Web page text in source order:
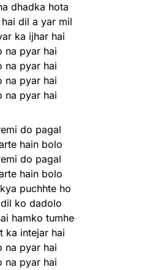
dhadka hota
dil a yar mil
ka ijhar hai
na pyar hai
na pyar hai
na pyar hai
na pyar hai
do pagal
hain bolo
do pagal
hain bolo
puchhte ho
ko dadolo
hamko tumhe
ka intejar hai
na pyar hai
na pyar hai